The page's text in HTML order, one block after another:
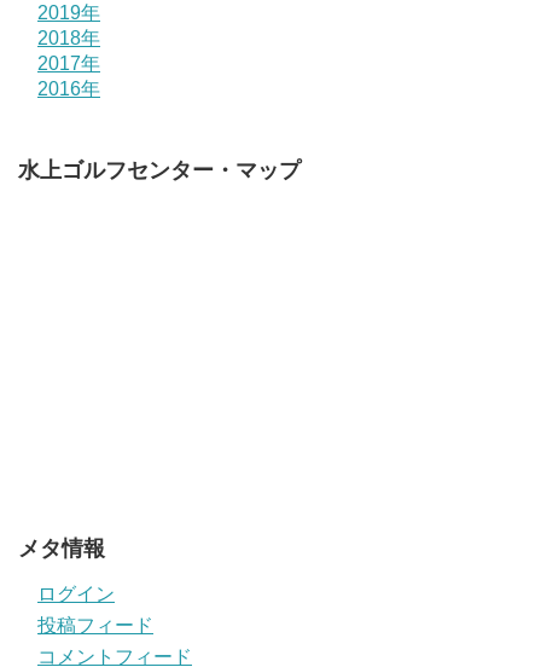
2019年
2018年
2017年
2016年
水上ゴルフセンター・マップ
メタ情報
ログイン
投稿フィード
コメントフィード